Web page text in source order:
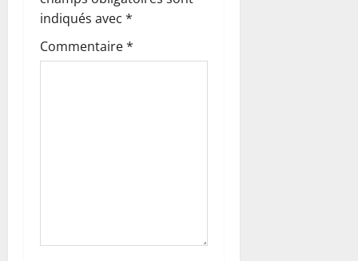
n
d
i
indiqués avec *
Commentaire*